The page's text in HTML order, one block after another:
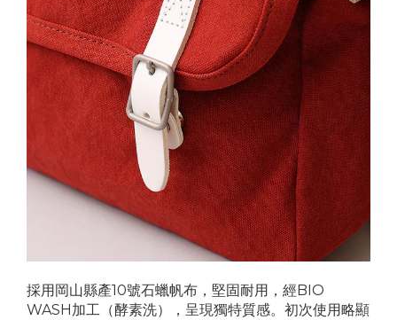
採用岡山縣產10號石蠟帆布，堅固耐用，經BIO
WASH加工（酵素洗），呈現獨特質感。初次使用略顯